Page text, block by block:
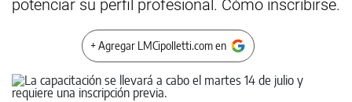
potenciar su perfil profesional. Cómo inscribirse.
+ Agregar LMCipolletti.com en